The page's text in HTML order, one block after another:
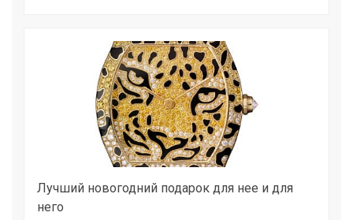
Лучший новогодний подарок для нее и для
него